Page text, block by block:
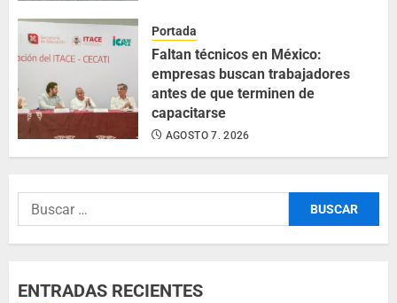
Portada
Faltan técnicos en México:
empresas buscan trabajadores
antes de que terminen de
capacitarse
AGOSTO 7, 2026
ENTRADAS RECIENTES